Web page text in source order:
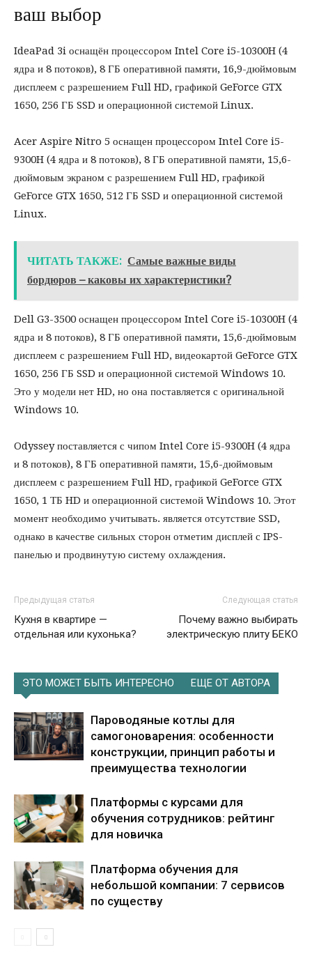
ваш выбор
IdeaPad 3i оснащён процессором Intel Core i5-10300H (4
ядра и 8 потоков), 8 ГБ оперативной памяти, 16,9-дюймовым
дисплеем с разрешением Full HD, графикой GeForce GTX
1650, 256 ГБ SSD и операционной системой Linux.
Acer Aspire Nitro 5 оснащен процессором Intel Core i5-
9300H (4 ядра и 8 потоков), 8 ГБ оперативной памяти, 15,6-
дюймовым экраном с разрешением Full HD, графикой
GeForce GTX 1650, 512 ГБ SSD и операционной системой
Linux.
ЧИТАТЬ ТАКЖЕ: Самые важные виды
бордюров – каковы их характеристики?
Dell G3-3500 оснащен процессором Intel Core i5-10300H (4
ядра и 8 потоков), 8 ГБ оперативной памяти, 15,6-дюймовым
дисплеем с разрешением Full HD, видеокартой GeForce GTX
1650, 256 ГБ SSD и операционной системой Windows 10.
Это у модели нет HD, но она поставляется с оригинальной
Windows 10.
Odyssey поставляется с чипом Intel Core i5-9300H (4 ядра
и 8 потоков), 8 ГБ оперативной памяти, 15,6-дюймовым
дисплеем с разрешением Full HD, графикой GeForce GTX
1650, 1 ТБ HD и операционной системой Windows 10. Этот
момент необходимо учитывать. является отсутствие SSD,
однако в качестве сильных сторон отметим дисплей с IPS-
панелью и продвинутую систему охлаждения.
Предыдущая статья
Кухня в квартире —
отдельная или кухонька?
Следующая статья
Почему важно выбирать
электрическую плиту БЕКО
ЭТО МОЖЕТ БЫТЬ ИНТЕРЕСНО ЕЩЕ ОТ АВТОРА
Пароводяные котлы для
самогоноварения: особенности
конструкции, принцип работы и
преимущества технологии
Платформы с курсами для
обучения сотрудников: рейтинг
для новичка
Платформа обучения для
небольшой компании: 7 сервисов
по существу